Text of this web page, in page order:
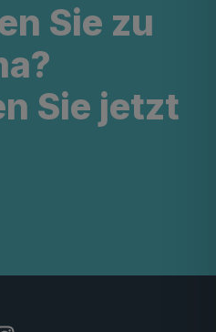
Sie zu
Sie jetzt